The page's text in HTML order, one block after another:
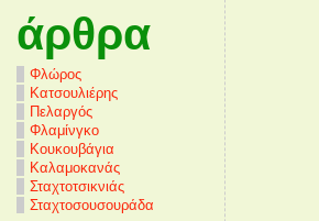
άρθρα
Φλώρος
Κατσουλιέρης
Πελαργός
Φλαμίνγκο
Κουκουβάγια
Καλαμοκανάς
Σταχτοτσικνιάς
Σταχτοσουσουράδα